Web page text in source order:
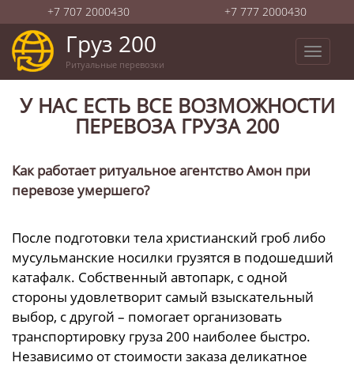
+7 707 2000430 +7 777 2000430
Toggle
Груз 200
Ритуальные перевозки
У НАС ЕСТЬ ВСЕ ВОЗМОЖНОСТИ
ПЕРЕВОЗА ГРУЗА 200
Как работает ритуальное агентство Амон при
перевозе умершего?
После подготовки тела христианский гроб либо
мусульманские носилки грузятся в подошедший
катафалк. Собственный автопарк, с одной
стороны удовлетворит самый взыскательный
выбор, с другой – помогает организовать
транспортировку груза 200 наиболее быстро.
Независимо от стоимости заказа деликатное